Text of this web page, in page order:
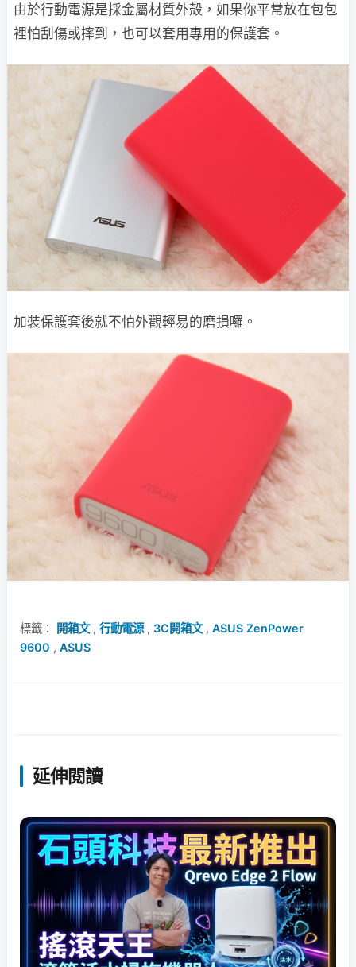
由於行動電源是採金屬材質外殻，如果你平常放在包包
裡怕刮傷或摔到，也可以套用專用的保護套。
加裝保護套後就不怕外觀輕易的磨損囉。
標籤： 開箱文, 行動電源, 3C開箱文, ASUS ZenPower
9600 , ASUS
延伸閱讀